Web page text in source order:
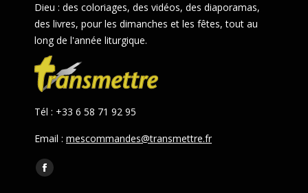
Dieu : des coloriages, des vidéos, des diaporamas,
des livres, pour les dimanches et les fêtes, tout au
long de l'année liturgique.
Tél : +33 6 58 71 92 95
Email : mescommandes@transmettre.fr
Trouvez nous sur :
Facebook